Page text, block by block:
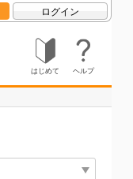
ログイン
はじめて ヘルプ